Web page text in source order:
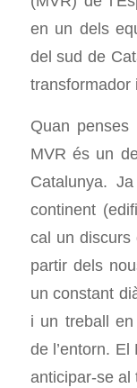
en un dels
del sud de
transformador
Quan
MVR és un
Catalunya.
continent
cal un discurs
partir dels
un constant
i un treball
de l’entorn.
anticipar-se al